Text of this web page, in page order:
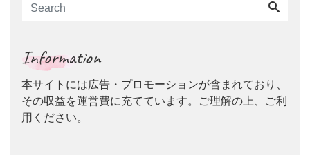
Information
本サイトには広告・プロモーションが含まれており、
その収益を運営費に充てています。ご理解の上、ご利
用ください。